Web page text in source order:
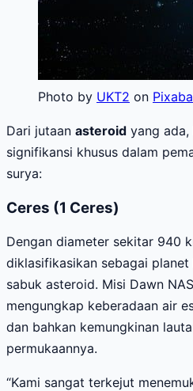
Photo by UKT2 on
Dari jutaan asteroid yang
signifikansi khusus dalam
surya:
Ceres (1 Ceres)
Dengan diameter sekitar 940
diklasifikasikan sebagai
sabuk asteroid. Misi Dawn
mengungkap keberadaan air
dan bahkan kemungkinan
permukaannya.
“Kami sangat terkejut